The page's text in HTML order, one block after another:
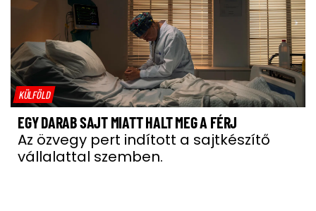
KÜLFÖLD
EGY DARAB SAJT MIATT HALT MEG A FÉRJ
Az özvegy pert indított a sajtkészítő
vállalattal szemben.